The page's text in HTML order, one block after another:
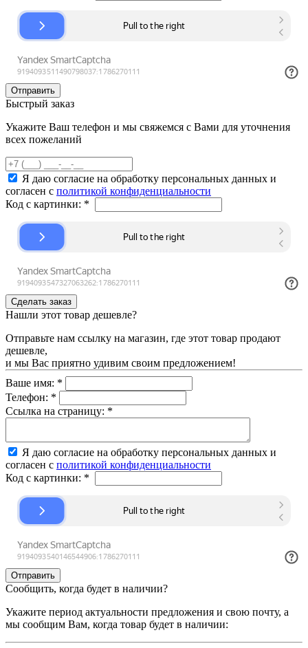
Быстрый заказ
Укажите Ваш телефон и мы свяжемся с Вами для уточнения
всех пожеланий
Я даю согласие на обработку персональных данных и
согласен с политикой конфиденциальности
Код с картинки: *
Нашли этот товар дешевле?
Отправьте нам ссылку на магазин, где этот товар продают
дешевле,
и мы Вас приятно удивим своим предложением!
Ваше имя: *
Телефон: *
Ссылка на страницу: *
Я даю согласие на обработку персональных данных и
согласен с политикой конфиденциальности
Код с картинки: *
Сообщить, когда будет в наличии?
Укажите период актуальности предложения и свою почту, а
мы сообщим Вам, когда товар будет в наличии: